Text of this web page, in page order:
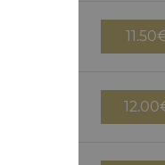
11.50
12.00